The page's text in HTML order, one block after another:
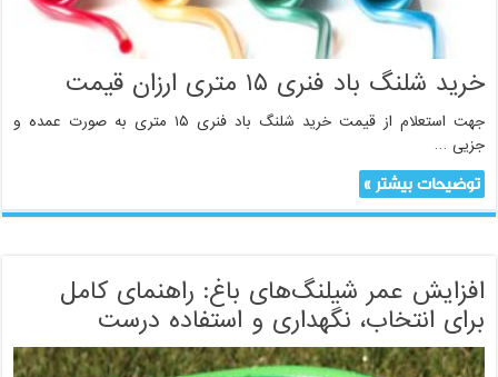
خرید شلنگ باد فنری ۱۵ متری ارزان قیمت
جهت استعلام از قیمت خرید شلنگ باد فنری ۱۵ متری به صورت عمده و
جزیی …
توضیحات بیشتر »
افزایش عمر شیلنگ‌های باغ: راهنمای کامل
برای انتخاب، نگهداری و استفاده درست